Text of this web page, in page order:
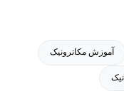
آموزش مکاترونیک